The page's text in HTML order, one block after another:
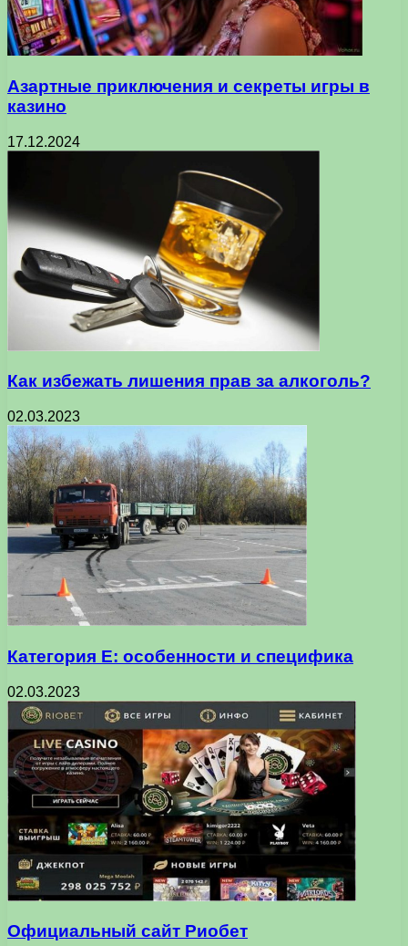
Азартные приключения и секреты игры в
казино
17.12.2024
Как избежать лишения прав за алкоголь?
02.03.2023
Категория Е: особенности и специфика
02.03.2023
Официальный сайт Риобет